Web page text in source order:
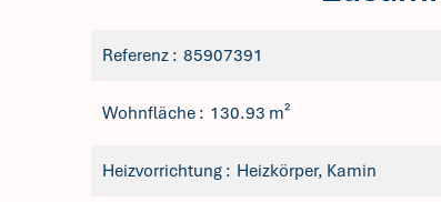
Referenz 85907391
Wohnfläche 130.93 m²
Heizvorrichtung Heizkörper, Kamin